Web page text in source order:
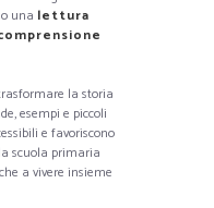
una lettura
la storia
esempi e piccoli
e favoriscono
scuola primaria
a vivere insieme